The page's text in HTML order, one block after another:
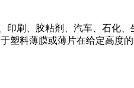
印刷、胶粘剂、汽车、石化
于塑料薄膜或薄片在给定高度